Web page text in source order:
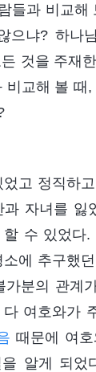
들과 비교해
으냐? 하나
것을 주재
비교해 볼 때,
고 정직하
자녀를 잃
수 있었다.
에 추구했
가분의 관계
여호와가
때문에 여
알게 되었